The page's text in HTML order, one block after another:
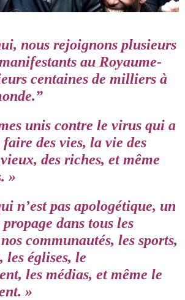
nous rejoignons plusieurs
au Royaume-
centaines de milliers à
unis contre le virus qui a
des vies, la vie des
des riches, et même
»
n’est pas apologétique, un
dans tous les
communautés, les sports,
les églises, le
les médias, et même le
»